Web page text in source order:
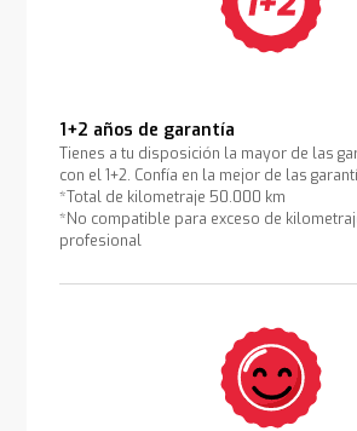
1+2 años de garantía
Tienes a tu disposición la mayor de las
con el 1+2. Confía en la mejor de las
*Total de kilometraje 50.000 km
*No compatible para exceso de
profesional